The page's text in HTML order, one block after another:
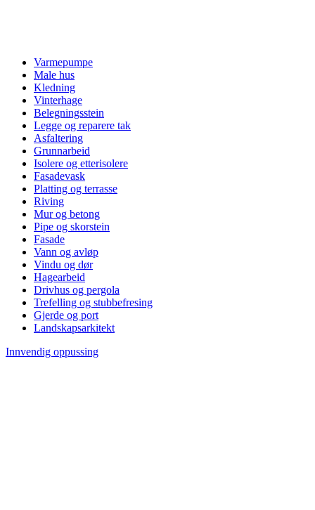
Varmepumpe
Male hus
Kledning
Vinterhage
Belegningsstein
Legge og reparere tak
Asfaltering
Grunnarbeid
Isolere og etterisolere
Fasadevask
Platting og terrasse
Riving
Mur og betong
Pipe og skorstein
Fasade
Vann og avløp
Vindu og dør
Hagearbeid
Drivhus og pergola
Trefelling og stubbefresing
Gjerde og port
Landskapsarkitekt
Innvendig oppussing